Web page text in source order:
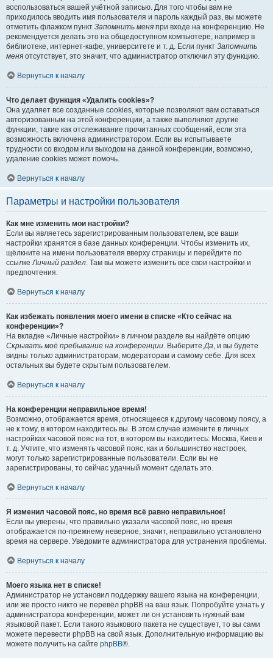
воспользоваться вашей учётной записью. Для того чтобы вам не
приходилось вводить имя пользователя и пароль каждый раз, вы можете
отметить флажком пункт Запомнить меня при входе на конференцию. Не
рекомендуется делать это на общедоступном компьютере, например в
библиотеке, интернет-кафе, университете и т. д. Если пункт Запомнить
меня отсутствует, это значит, что администратор отключил эту функцию.
Вернуться к началу
Что делает функция «Удалить cookies»?
Она удаляет все созданные cookies, которые позволяют вам оставаться
авторизованным на этой конференции, а также выполняют другие
функции, такие как отслеживание прочитанных сообщений, если эта
возможность включена администратором. Если вы испытываете
трудности со входом или выходом на данной конференции, возможно,
удаление cookies может помочь.
Вернуться к началу
Параметры и настройки пользователя
Как мне изменить мои настройки?
Если вы являетесь зарегистрированным пользователем, все ваши
настройки хранятся в базе данных конференции. Чтобы изменить их,
щёлкните на имени пользователя вверху страницы и перейдите по
ссылкеЛичный раздел. Там вы можете изменить все свои настройки и
предпочтения.
Вернуться к началу
Как избежать появления моего имени в списке «Кто сейчас на
конференции»?
На вкладке «Личные настройки» в личном разделе вы найдёте опцию
Скрывать моё пребывание на конференции. ВыберитеДа, и вы будете
видны только администраторам, модераторам и самому себе. Для всех
остальных вы будете скрытым пользователем.
Вернуться к началу
На конференции неправильное время!
Возможно, отображается время, относящееся к другому часовому поясу, а
не к тому, в котором находитесь вы. В этом случае измените в личных
настройках часовой пояс на тот, в котором вы находитесь: Москва, Киев и
т. д. Учтите, что изменять часовой пояс, как и большинство настроек,
могут только зарегистрированные пользователи. Если вы не
зарегистрированы, то сейчас удачный момент сделать это.
Вернуться к началу
Я изменил часовой пояс, но время всё равно неправильное!
Если вы уверены, что правильно указали часовой пояс, но время
отображается по-прежнему неверное, значит, неправильно установлено
время на сервере. Уведомите администратора для устранения проблемы.
Вернуться к началу
Моего языка нет в списке!
Администратор не установил поддержку вашего языка на конференции,
или же просто никто не перевёл phpBB на ваш язык. Попробуйте узнать у
администратора конференции, может ли он установить нужный вам
языковой пакет. Если такого языкового пакета не существует, то вы сами
можете перевести phpBB на свой язык. Дополнительную информацию вы
можете получить на сайте phpBB®.